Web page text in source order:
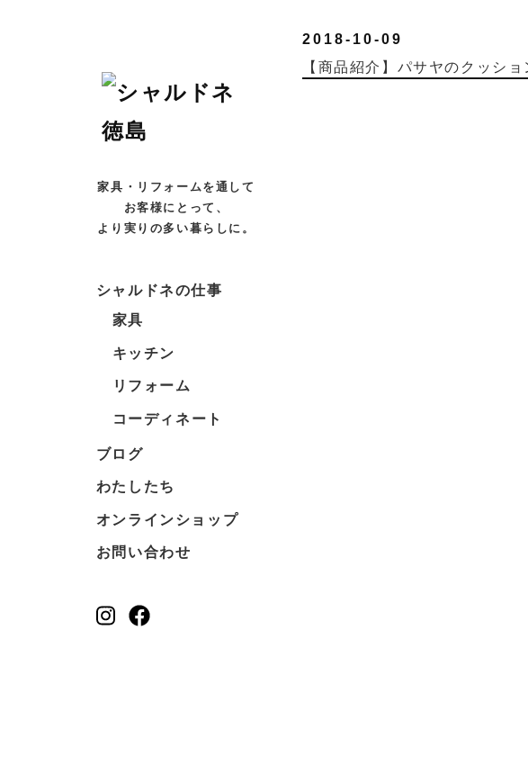
家具・リフォームを通して
お客様にとって、
より実りの多い暮らしに。
シャルドネの仕事
家具
キッチン
リフォーム
コーディネート
ブログ
わたしたち
オンラインショップ
お問い合わせ
2018-10-09
【商品紹介】パサヤのクッショ